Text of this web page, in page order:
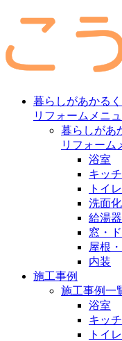
暮らしがあかる
リフォームメニ
暮らしがあ
リフォーム
浴室
キッ
トイレ
洗面
給湯器
窓・
屋根
内装
施工事例
施工事例一
浴室
キッ
トイレ